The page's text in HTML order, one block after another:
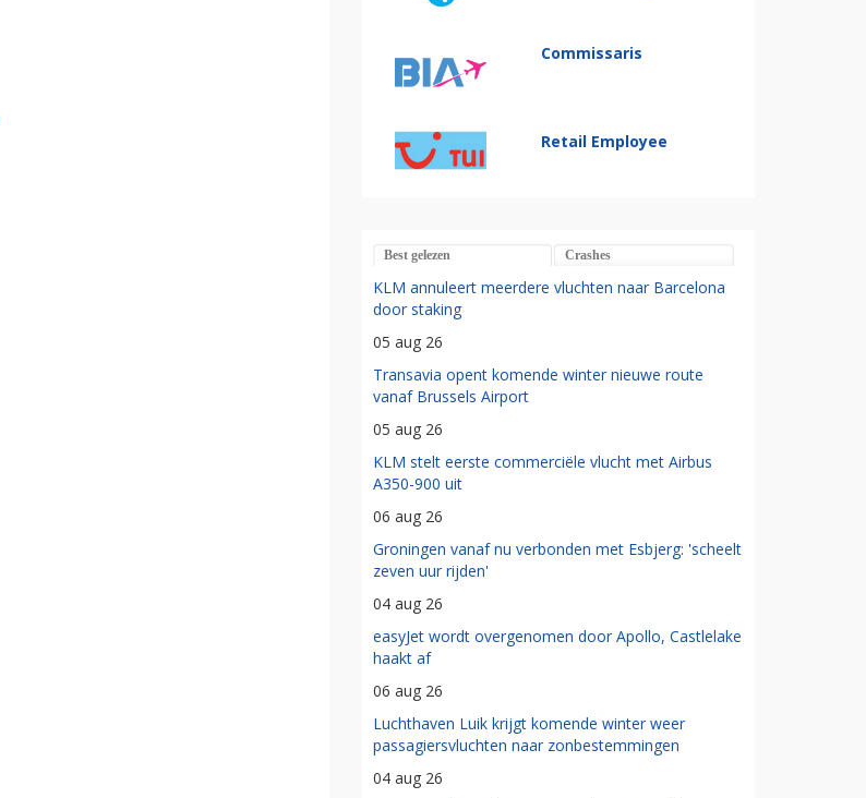
Commissaris
Retail Employee
Best gelezen Crashes
KLM annuleert meerdere vluchten naar Barcelona
door staking
05 aug 26
Transavia opent komende winter nieuwe route
vanaf Brussels Airport
05 aug 26
KLM stelt eerste commerciële vlucht met Airbus
A350-900 uit
06 aug 26
Groningen vanaf nu verbonden met Esbjerg: 'scheelt
zeven uur rijden'
04 aug 26
easyJet wordt overgenomen door Apollo, Castlelake
haakt af
06 aug 26
Luchthaven Luik krijgt komende winter weer
passagiersvluchten naar zonbestemmingen
04 aug 26